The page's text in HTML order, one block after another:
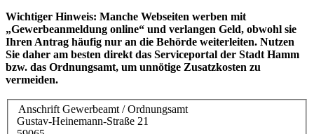
Wichtiger Hinweis: Manche Webseiten werben mit
„Gewerbeanmeldung online“ und verlangen Geld, obwohl sie
Ihren Antrag häufig nur an die Behörde weiterleiten. Nutzen
Sie daher am besten direkt das Serviceportal der Stadt Hamm
bzw. das Ordnungsamt, um unnötige Zusatzkosten zu
vermeiden.
Anschrift Gewerbeamt / Ordnungsamt
Gustav-Heinemann-Straße 21